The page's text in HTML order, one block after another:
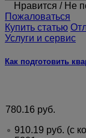
Нравится / Не
Пожаловаться
Купить статью
Услуги и сервис
Как подготовить
780.16 руб.
910.19 руб. (с